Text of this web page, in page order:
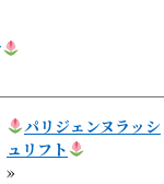
パリジェンヌラッシ
ュリフト
»